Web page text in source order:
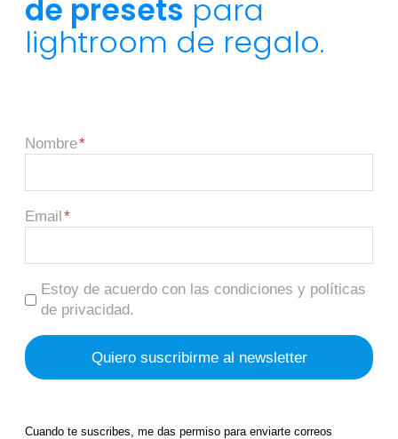
de presets para
lightroom de regalo.
Nombre
Email
Estoy de acuerdo con las condiciones y políticas
de privacidad.
Cuando te suscribes, me das permiso para enviarte correos